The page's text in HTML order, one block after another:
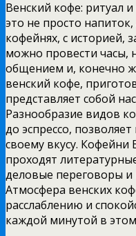
Венский кофе: ритуал
это не просто
кофейнях, с историей,
можно провести часы,
общением и, конечно
венский кофе,
представляет собой
Разнообразие видов
до эспрессо,
своему вкусу. Кофейни
проходят
деловые переговоры и
Атмосфера венских
расслаблению и
каждой минутой в